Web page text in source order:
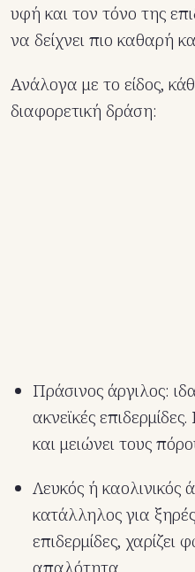
υφή και τον τόνο της
να δείχνει πιο καθαρή
Ανάλογα με το είδος,
διαφορετική δράση:
Πράσινος άργιλος:
ακνεϊκές
και μειώνει τους
Λευκός ή καολινικός
κατάλληλος για
επιδερμίδες, χαρίζει